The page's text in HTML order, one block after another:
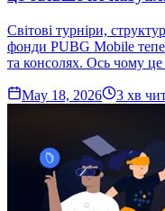
Світові турніри,
фонди PUBG Mobile
та консолях. Ось чому
May 18, 2026 3 хв